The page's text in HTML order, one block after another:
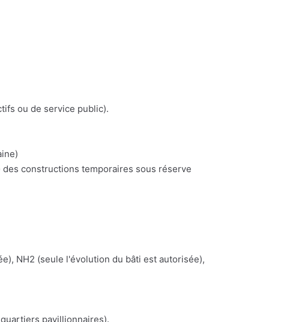
ou de service public).
constructions temporaires sous réserve
NH2 (seule l'évolution du bâti est autorisée),
pavillionnaires).